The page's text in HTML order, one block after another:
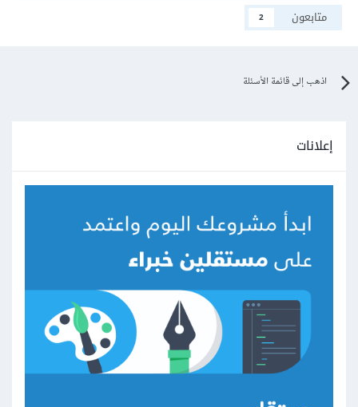
متابعون
2
اذهب إلى قائمة الأسئلة
إعلانات